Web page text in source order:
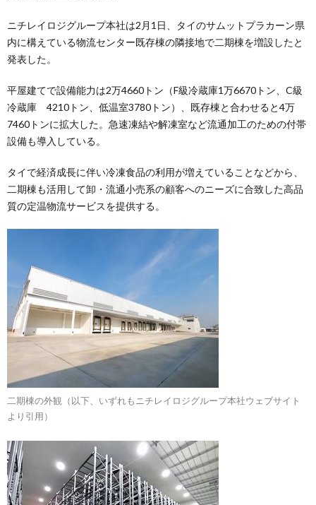
ニチレイロジグループ本社は2月1日、タイのサムットプラカーン県
内に構えている物流センター既存棟の隣接地で二期棟を増設したと
発表した。
平屋建てで設備能力は2万4660トン（F級冷蔵庫1万6670トン、C級
冷蔵庫 4210トン、低温室3780トン）、既存棟と合わせると4万
7460トンに拡大した。急速凍結や解凍室など流通加工のための付帯
設備も導入している。
タイで経済成長に伴い冷凍食品の利用が増えていることなどから、
二期棟も活用して卸・流通小売系の顧客へのニーズに合致した高品
質の定温物流サービスを提供する。
二期棟の外観（以下、いずれもニチレイロジグループ本社ウェブサイト
より引用）